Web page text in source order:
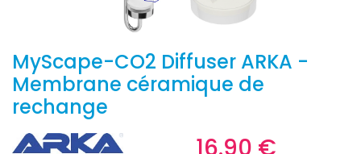
MyScape-CO2 Diffuser ARKA -
Membrane céramique de
rechange